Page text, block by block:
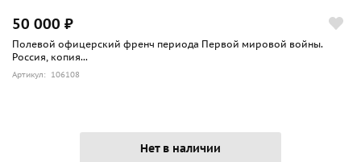
50 000 ₽
Полевой офицерский френч периода Первой мировой войны.
Россия, копия...
Артикул: 106108
Нет в наличии